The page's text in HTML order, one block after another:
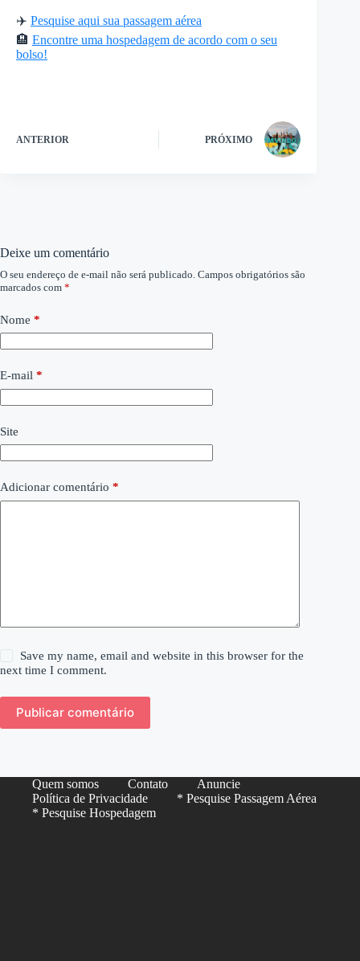
✈️ Pesquise aqui sua passagem aérea
🏨 Encontre uma hospedagem de acordo com o seu
bolso!
ANTERIOR PRÓXIMO
Deixe um comentário
O seu endereço de e-mail não será publicado. Campos obrigatórios são
marcados com *
Nome *
E-mail *
Site
Adicionar comentário *
Save my name, email and website in this browser for the
next time I comment.
Publicar comentário
Quem somos Contato
Anuncie
Política de Privacidade
* Pesquise Passagem Aérea
* Pesquise Hospedagem